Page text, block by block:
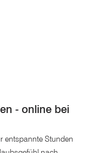
- online bei
entspannte Stunden